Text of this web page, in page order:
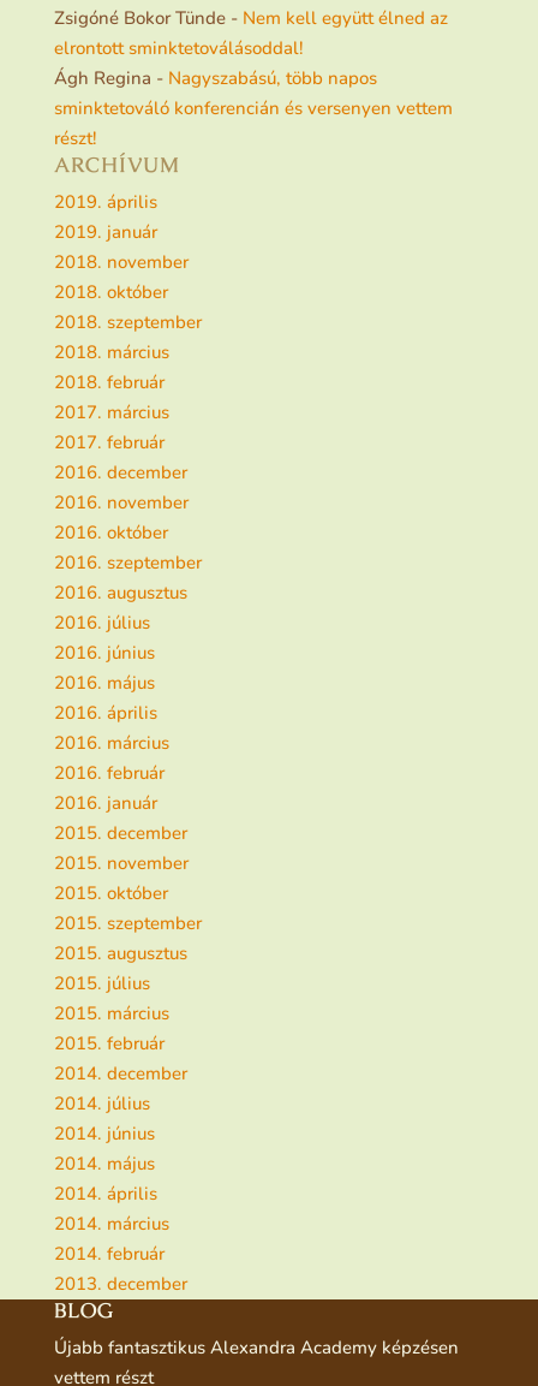
Zsigóné Bokor Tünde- Nem kell együtt élned az
elrontott sminktetoválásoddal!
Ágh Regina - Nagyszabású, több napos
sminktetováló konferencián és versenyen vettem
részt!
ARCHÍVUM
2019. április
2019. január
2018. november
2018. október
2018. szeptember
2018. március
2018. február
2017. március
2017. február
2016. december
2016. november
2016. október
2016. szeptember
2016. augusztus
2016. július
2016. június
2016. május
2016. április
2016. március
2016. február
2016. január
2015. december
2015. november
2015. október
2015. szeptember
2015. augusztus
2015. július
2015. március
2015. február
2014. december
2014. július
2014. június
2014. május
2014. április
2014. március
2014. február
2013. december
BLOG
Újabb fantasztikus Alexandra Academy képzésen
vettem részt